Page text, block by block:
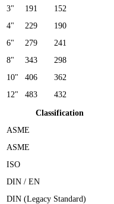
3"
191 152
4"
229 190
6"
279 241
8"
343 298
10"
406 362
12"
483 432
Classification
ASME
ASME
ISO
DIN / EN
DIN (Legacy Standard)